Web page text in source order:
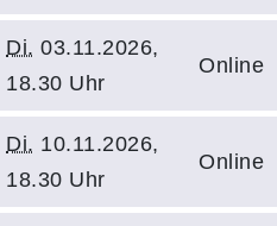
Di. 03.11.2026,
18.30 Uhr
Online
Di. 10.11.2026,
18.30 Uhr
Online